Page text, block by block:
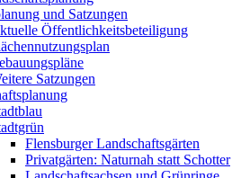
und Satzungen
Öffentlichkeitsbeteiligung
Satzungen
Flensburger Landschaftsgärten
Privatgärten: Naturnah statt Schotter